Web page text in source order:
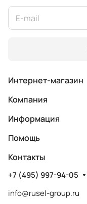
Интернет-магазин
Компания
Информация
Помощь
Контакты
+7 (495) 997-94-05
info@rusel-group.ru